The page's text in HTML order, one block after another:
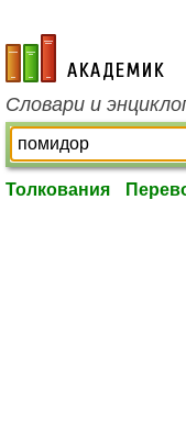
academic.ru
Словари и
Толкования